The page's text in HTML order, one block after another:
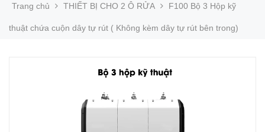
Trang chủ THIẾT BỊ CHO 2 Ô RỬA F100 Bộ 3 Hộp kỹ
thuật chứa cuộn dây tự rút ( Không kèm dây tự rút bên trong)